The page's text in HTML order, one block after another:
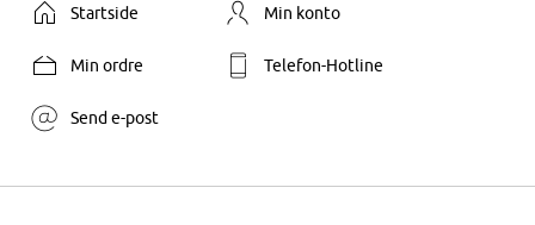
Startside Min konto
Min ordre Telefon-Hotline
Send e-post